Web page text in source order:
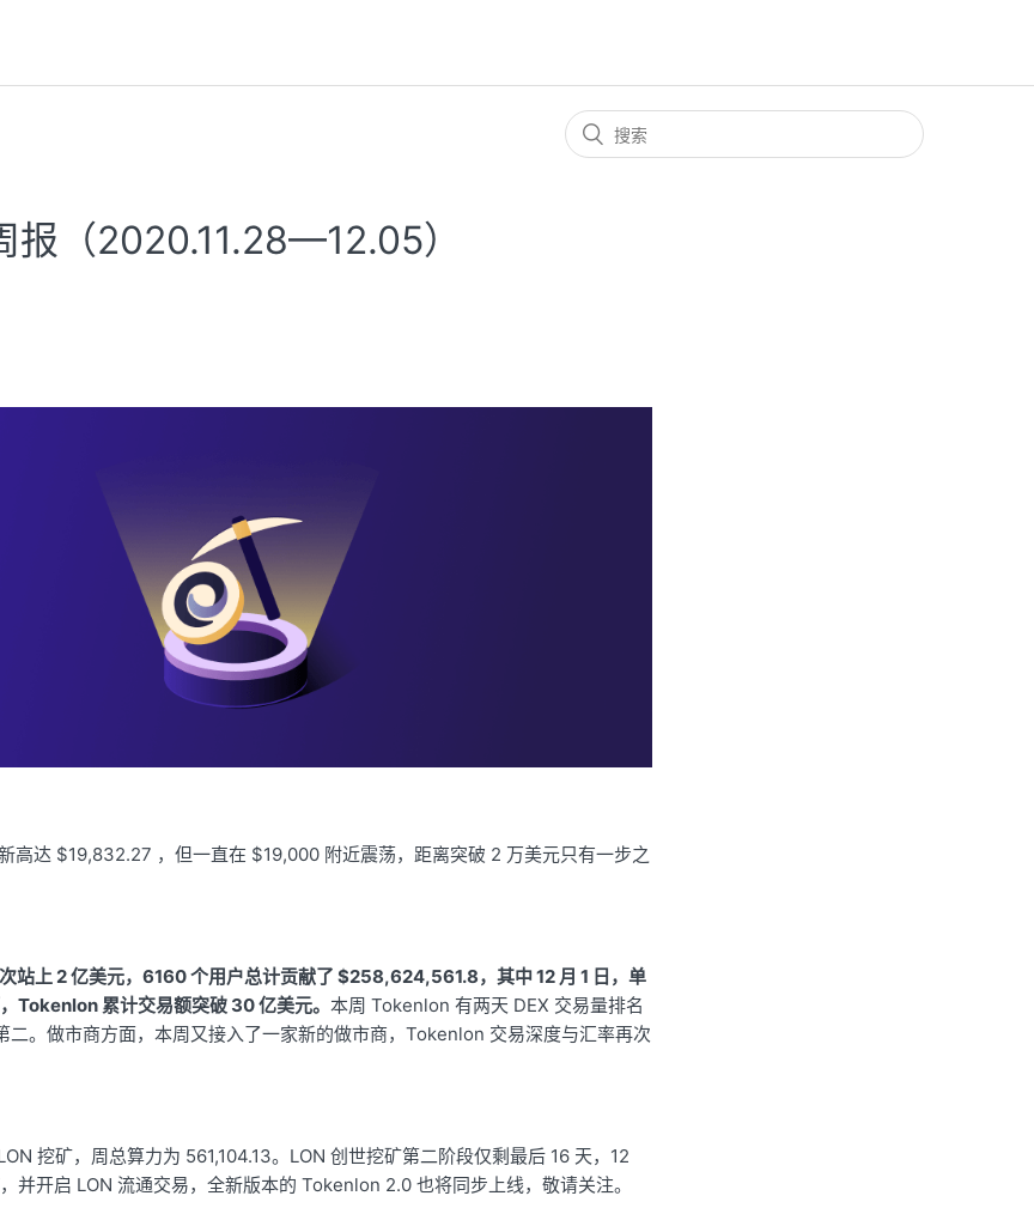
报（2020.11.28—12.05）
高达 $19,832.27 ，但一直在 $19,000 附近震荡，距离突破 2 万美元只有一步之
站上 2 亿美元，6160 个用户总计贡献了 $258,624,561.8，其中 12 月 1 日，单
Tokenlon 累计交易额突破 30 亿美元。本周 Tokenlon 有两天 DEX 交易量排名
二。做市商方面，本周又接入了一家新的做市商，Tokenlon 交易深度与汇率再次
挖矿，周总算力为 561,104.13。LON 创世挖矿第二阶段仅剩最后 16 天，12
并开启 LON 流通交易，全新版本的 Tokenlon 2.0 也将同步上线，敬请关注。